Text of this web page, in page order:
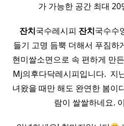
가 가능한 공간 최대
잔치국수레시피 잔치국수수
들기 고명 듬뿍 더해서 푸짐하
현미쌀소면으로 속 편하게 만
Mj의후다닥레시피입니다. ​ 지
녀왔을 때만 해도 완연한 봄이
람이 쌀쌀하네요.